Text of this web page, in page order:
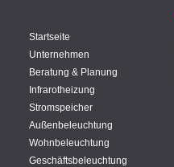
Startseite
Unternehmen
Beratung & Planung
Infrarotheizung
Stromspeicher
Außenbeleuchtung
Wohnbeleuchtung
Geschäftsbeleuchtung